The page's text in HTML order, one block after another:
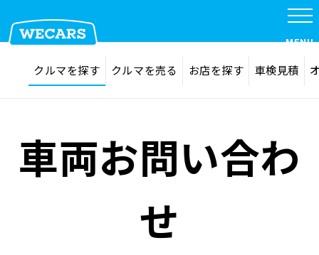
在庫検索 サイト内検索
MENU
クルマを探す
クルマを売る
クルマを探す クルマを売る お店を探す 車検見積
車両お問い合わ
せ